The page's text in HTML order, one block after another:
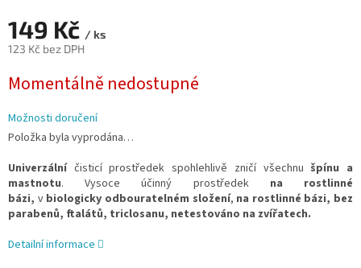
149 Kč / ks
123 Kč bez DPH
cena:
Momentálně nedostupné
Možnosti doručení
Položka byla vyprodána…
Univerzálníčisticí prostředek spohlehlivě zničí všechnu špínu a
mastnotu. Vysoce účinný prostředek na rostlinné
bázi, v biologicky odbouratelném složení, na rostlinné bázi, bez
parabenů, ftalátů, triclosanu, netestováno na zvířatech.
Detailní informace